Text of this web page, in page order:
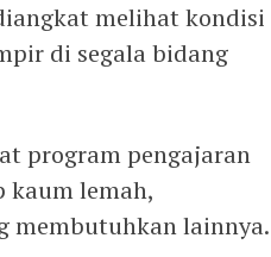
melihat kondisi
di segala bidang
program pengajaran
kaum lemah,
membutuhkan lainnya.